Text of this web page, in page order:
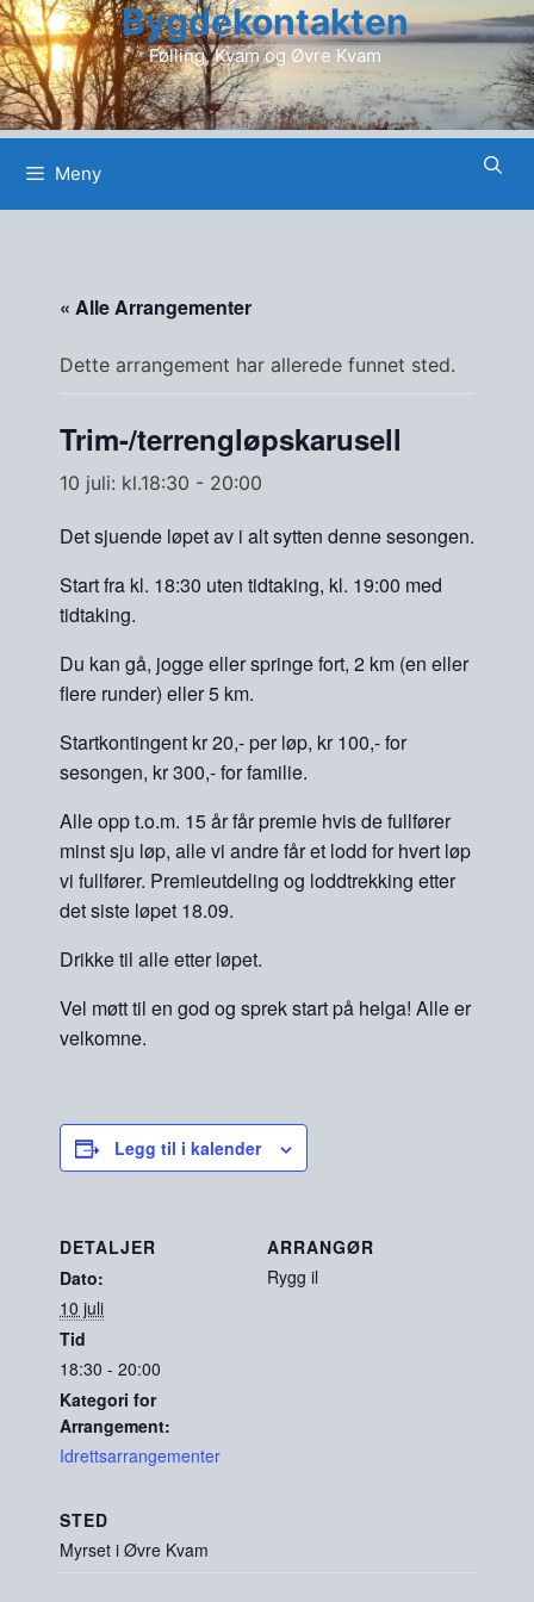
Hopp
til
innhold
Bygdekontakten
Følling, Kvam og Øvre Kvam
Meny
« Alle Arrangementer
Dette arrangement har allerede funnet sted.
Trim-/terrengløpskarusell
10 juli: kl.18:30 - 20:00
Det sjuende løpet av i alt sytten denne sesongen.
Start fra kl. 18:30 uten tidtaking, kl. 19:00 med
tidtaking.
Du kan gå, jogge eller springe fort, 2 km (en eller
flere runder) eller 5 km.
Startkontingent kr 20,- per løp, kr 100,- for
sesongen, kr 300,- for familie.
Alle opp t.o.m. 15 år får premie hvis de fullfører
minst sju løp, alle vi andre får et lodd for hvert løp
vi fullfører. Premieutdeling og loddtrekking etter
det siste løpet 18.09.
Drikke til alle etter løpet.
Vel møtt til en god og sprek start på helga! Alle er
velkomne.
Legg til i kalender
DETALJER
Dato:
10 juli
Tid
18:30 - 20:00
Kategori for
Arrangement:
Idrettsarrangementer
ARRANGØR
Rygg il
STED
Myrset i Øvre Kvam